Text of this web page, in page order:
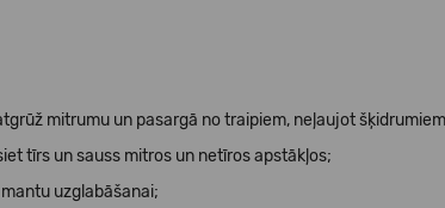
mitrumu un pasargā no traipiem, neļaujot
tīrs un sauss mitros un netīros apstākļos;
uzglabāšanai;